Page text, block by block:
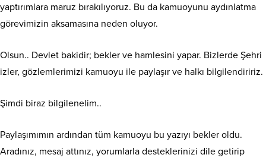
yaptırımlara maruz bırakılıyoruz. Bu da kamuoyunu aydınlatma
görevimizin aksamasına neden oluyor.
Olsun.. Devlet bakidir; bekler ve hamlesini yapar. Bizlerde Şehri
izler, gözlemlerimizi kamuoyu ile paylaşır ve halkı bilgilendiririz.
Şimdi biraz bilgilenelim..
Paylaşımımın ardından tüm kamuoyu bu yazıyı bekler oldu.
Aradınız, mesaj attınız, yorumlarla desteklerinizi dile getirip